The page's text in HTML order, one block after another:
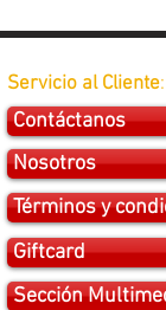
Servicio al Cliente:
Contáctanos
Nosotros
Términos y
Giftcard
Sección